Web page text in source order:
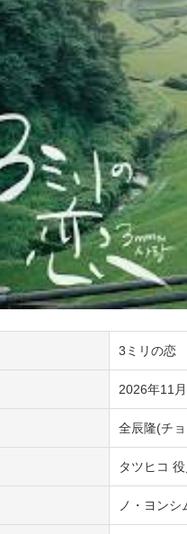
3ミリの恋
2026年11
全辰隆(チ
タツヒコ
ノ・ヨンシ